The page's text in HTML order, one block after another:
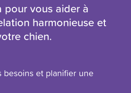
pour vous aider à
harmonieuse et
chien.
besoins et planifier une